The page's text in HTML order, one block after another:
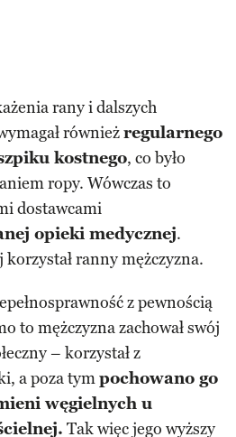
rany i dalszych
równieżregularnego
kostnego, co było
ropy. Wówczas to
dostawcami
opieki medycznej.
ranny mężczyzna.
z pewnością
to mężczyzna zachował swój
– korzystał z
a poza tympochowano go
węgielnych u
Tak więc jego wyższy